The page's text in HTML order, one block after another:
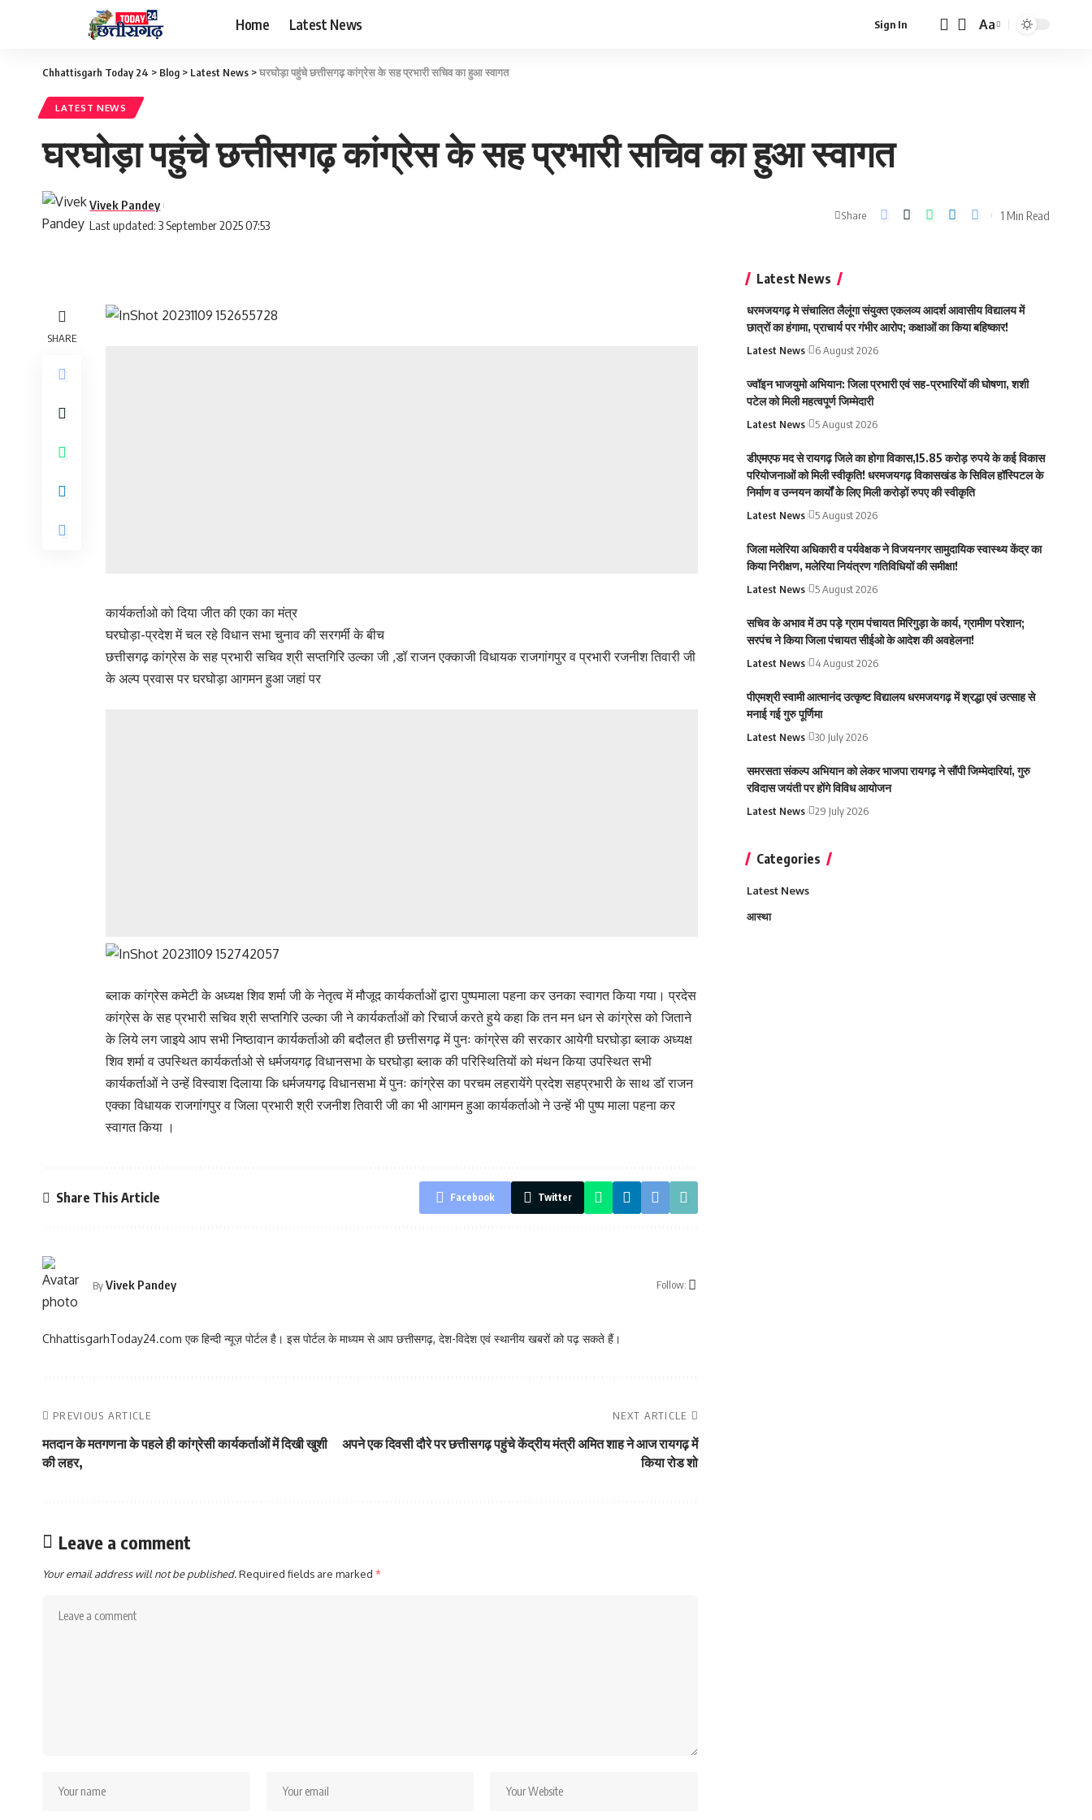
Home Latest News Sign In
Font
Aa
Chhattisgarh Today 24 > Blog > Latest News >घरघोड़ा पहुंचे छत्तीसगढ़ कांग्रेस के सह प्रभारी सचिव का हुआ स्वागत
LATEST NEWS
घरघोड़ा पहुंचे छत्तीसगढ़ कांग्रेस के सह प्रभारी सचिव का हुआ स्वागत
Last updated: 3 September 2025 07:53
Vivek Pandey
Share 1 Min Read
SHARE
कार्यकर्ताओ को दिया जीत की एका का मंत्र
घरघोड़ा-प्रदेश में चल रहे विधान सभा चुनाव की सरगर्मी के बीच
छत्तीसगढ़ कांग्रेस के सह प्रभारी सचिव श्री सप्तगिरि उल्का जी ,डॉ राजन एक्काजी विधायक राजगांगपुर व प्रभारी रजनीश तिवारी जी
के अल्प प्रवास पर घरघोड़ा आगमन हुआ जहां पर
ब्लाक कांग्रेस कमेटी के अध्यक्ष शिव शर्मा जी के नेतृत्व में मौजूद कार्यकर्ताओं द्वारा पुष्पमाला पहना कर उनका स्वागत किया गया। प्रदेस
कांग्रेस के सह प्रभारी सचिव श्री सप्तगिरि उल्का जी ने कार्यकर्ताओं को रिचार्ज करते हुये कहा कि तन मन धन से कांग्रेस को जिताने
के लिये लग जाइये आप सभी निष्ठावान कार्यकर्ताओ की बदौलत ही छत्तीसगढ़ में पुनः कांग्रेस की सरकार आयेगी घरघोड़ा ब्लाक अध्यक्ष
शिव शर्मा व उपस्थित कार्यकर्ताओ से धर्मजयगढ़ विधानसभा के घरघोड़ा ब्लाक की परिस्थितियों को मंथन किया उपस्थित सभी
कार्यकर्ताओं ने उन्हें विस्वाश दिलाया कि धर्मजयगढ़ विधानसभा में पुनः कांग्रेस का परचम लहरायेंगे प्रदेश सहप्रभारी के साथ डॉ राजन
एक्का विधायक राजगांगपुर व जिला प्रभारी श्री रजनीश तिवारी जी का भी आगमन हुआ कार्यकर्ताओ ने उन्हें भी पुष्प माला पहना कर
स्वागत किया ।
Share This Article Facebook Twitter
ByVivek Pandey Follow:
ChhattisgarhToday24.com एक हिन्दी न्यूज़ पोर्टल है। इस पोर्टल के माध्यम से आप छत्तीसगढ़, देश-विदेश एवं स्थानीय खबरों को पढ़ सकते हैं।
PREVIOUS ARTICLE
मतदान के मतगणना के पहले ही कांग्रेसी कार्यकर्ताओं में दिखी खुशी
की लहर,
NEXT ARTICLE
अपने एक दिवसी दौरे पर छत्तीसगढ़ पहुंचे केंद्रीय मंत्री अमित शाह ने आज रायगढ़ में
किया रोड शो
Leave a comment
Your email address will not be published.Required fields are marked *
Latest News
धरमजयगढ़ मे संचालित लैलूंगा संयुक्त एकलव्य आदर्श आवासीय विद्यालय में
छात्रों का हंगामा, प्राचार्य पर गंभीर आरोप; कक्षाओं का किया बहिष्कार!
Latest News 6 August 2026
ज्वॉइन भाजयुमो अभियान: जिला प्रभारी एवं सह-प्रभारियों की घोषणा, शशी
पटेल को मिली महत्वपूर्ण जिम्मेदारी
Latest News 5 August 2026
डीएमएफ मद से रायगढ़ जिले का होगा विकास,15.85 करोड़ रुपये के कई विकास
परियोजनाओं को मिली स्वीकृति! धरमजयगढ़ विकासखंड के सिविल हॉस्पिटल के
निर्माण व उन्नयन कार्यों के लिए मिली करोड़ों रुपए की स्वीकृति
Latest News 5 August 2026
जिला मलेरिया अधिकारी व पर्यवेक्षक ने विजयनगर सामुदायिक स्वास्थ्य केंद्र का
किया निरीक्षण, मलेरिया नियंत्रण गतिविधियों की समीक्षा!
Latest News 5 August 2026
सचिव के अभाव में ठप पड़े ग्राम पंचायत मिरिगुड़ा के कार्य, ग्रामीण परेशान;
सरपंच ने किया जिला पंचायत सीईओ के आदेश की अवहेलना!
Latest News 4 August 2026
पीएमश्री स्वामी आत्मानंद उत्कृष्ट विद्यालय धरमजयगढ़ में श्रद्धा एवं उत्साह से
मनाई गई गुरु पूर्णिमा
Latest News 30 July 2026
समरसता संकल्प अभियान को लेकर भाजपा रायगढ़ ने सौंपी जिम्मेदारियां, गुरु
रविदास जयंती पर होंगे विविध आयोजन
Latest News 29 July 2026
Categories
Latest News
आस्था